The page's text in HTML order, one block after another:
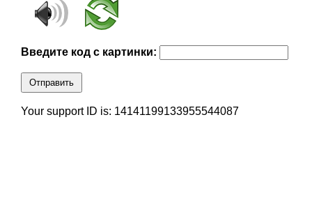
Введите код с картинки:
Отправить
Your support ID is: 14141199133955544087